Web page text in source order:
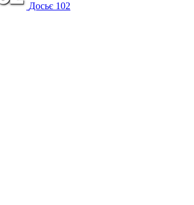
Досьє 102